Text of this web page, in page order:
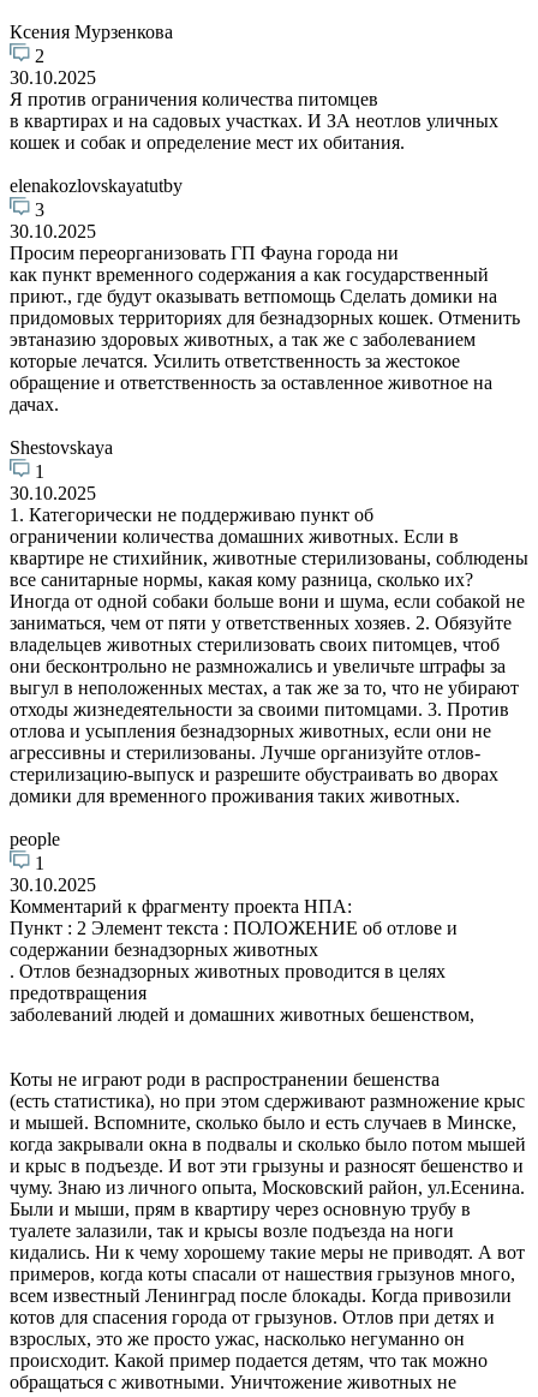
Ксения Мурзенкова
2
30.10.2025
Я против ограничения количества питомцев
в квартирах и на садовых участках. И ЗА неотлов уличных
кошек и собак и определение мест их обитания.
elenakozlovskayatutby
3
30.10.2025
Просим переорганизовать ГП Фауна города ни
как пункт временного содержания а как государственный
приют., где будут оказывать ветпомощь Сделать домики на
придомовых территориях для безнадзорных кошек. Отменить
эвтаназию здоровых животных, а так же с заболеванием
которые лечатся. Усилить ответственность за жестокое
обращение и ответственность за оставленное животное на
дачах.
Shestovskaya
1
30.10.2025
1. Категорически не поддерживаю пункт об
ограничении количества домашних животных. Если в
квартире не стихийник, животные стерилизованы, соблюдены
все санитарные нормы, какая кому разница, сколько их?
Иногда от одной собаки больше вони и шума, если собакой не
заниматься, чем от пяти у ответственных хозяев. 2. Обязуйте
владельцев животных стерилизовать своих питомцев, чтоб
они бесконтрольно не размножались и увеличьте штрафы за
выгул в неположенных местах, а так же за то, что не убирают
отходы жизнедеятельности за своими питомцами. 3. Против
отлова и усыпления безнадзорных животных, если они не
агрессивны и стерилизованы. Лучше организуйте отлов-
стерилизацию-выпуск и разрешите обустраивать во дворах
домики для временного проживания таких животных.
people
1
30.10.2025
Комментарий к фрагменту проекта НПА:
Пункт : 2 Элемент текста : ПОЛОЖЕНИЕ об отлове и
содержании безнадзорных животных
. Отлов безнадзорных животных проводится в целях
предотвращения
заболеваний людей и домашних животных бешенством,
Коты не играют роди в распространении бешенства
(есть статистика), но при этом сдерживают размножение крыс
и мышей. Вспомните, сколько было и есть случаев в Минске,
когда закрывали окна в подвалы и сколько было потом мышей
и крыс в подъезде. И вот эти грызуны и разносят бешенство и
чуму. Знаю из личного опыта, Московский район, ул.Есенина.
Были и мыши, прям в квартиру через основную трубу в
туалете залазили, так и крысы возле подъезда на ноги
кидались. Ни к чему хорошему такие меры не приводят. А вот
примеров, когда коты спасали от нашествия грызунов много,
всем известный Ленинград после блокады. Когда привозили
котов для спасения города от грызунов. Отлов при детях и
взрослых, это же просто ужас, насколько негуманно он
происходит. Какой пример подается детям, что так можно
обращаться с животными. Уничтожение животных не